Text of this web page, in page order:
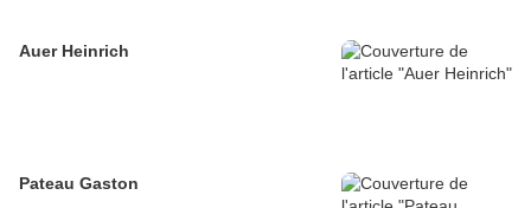
Auer Heinrich
Pateau Gaston